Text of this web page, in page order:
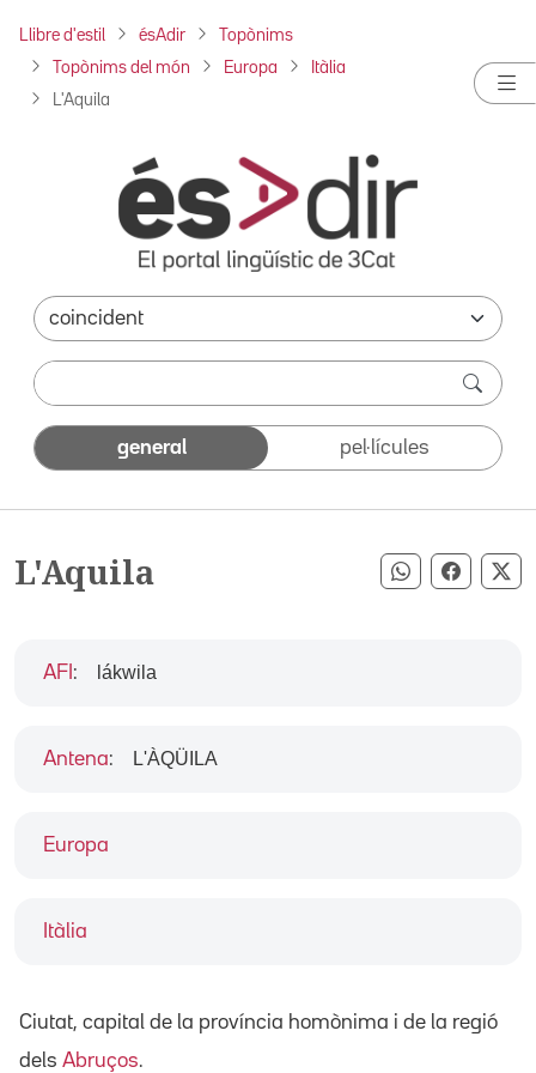
Llibre d'estil ésAdir Topònims
Topònims del món Europa Itàlia
L'Aquila
general pel·lícules
L'Aquila Compartir
Europa
Itàlia
AFI : lákwila
Antena: L'ÀQÜILA
Ciutat, capital de la província homònima i de la regió
dels Abruços.